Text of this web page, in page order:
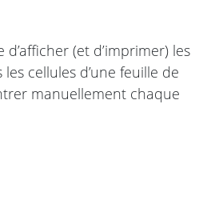
(et d’imprimer) les
cellules d’une feuille de
manuellement chaque